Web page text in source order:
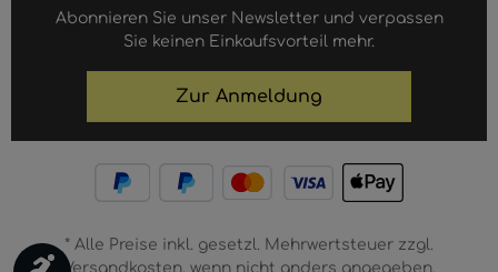
Abonnieren Sie unser Newsletter und verpassen
Sie keinen Einkaufsvorteil mehr.
Zur Anmeldung
* Alle Preise inkl. gesetzl. Mehrwertsteuer zzgl.
Versandkosten, wenn nicht anders angegeben.
Werkzeugleiste anzeigen